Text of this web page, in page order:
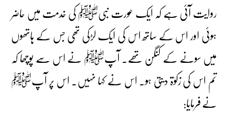
روایت آئی ہے کہ ایک عورت نبیﷺ کی خدمت میں حاضر
ہوئی اور اس کے ساتھ اس کی ایک لڑکی تھی جس کے ہاتھوں
میں سونے کے کنگن تھے۔ آپﷺ نے اس سے پوچھا کہ
تم اس کی زکوٰۃ دیتی ہو۔ اس نے کہا نہیں۔ اس پر آپﷺ
نے فرمایا: